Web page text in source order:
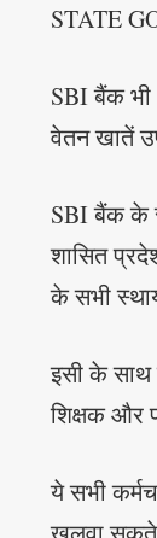
STATE
SBI बैंक भी
वेतन खातें
SBI बैंक के
शासित
के सभी
इसी के साथ
शिक्षक और
ये सभी